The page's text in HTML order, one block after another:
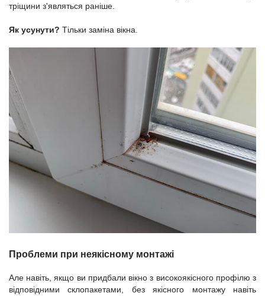
тріщини з'являться раніше.
Як усунути? Тільки заміна вікна.
Проблеми при неякісному монтажі
Але навіть, якщо ви придбали вікно з високоякісного профілю з
відповідними склопакетами, без якісного монтажу навіть